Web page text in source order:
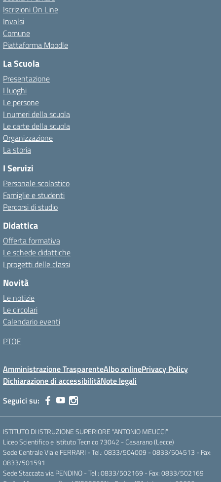
Iscrizioni On Line
Invalsi
Comune
Piattaforma Moodle
La Scuola
Presentazione
I luoghi
Le persone
I numeri della scuola
Le carte della scuola
Organizzazione
La storia
I Servizi
Personale scolastico
Famiglie e studenti
Percorsi di studio
Didattica
Offerta formativa
Le schede didattiche
I progetti delle classi
Novità
Le notizie
Le circolari
Calendario eventi
PTOF
Amministrazione TrasparenteAlbo onlinePrivacy Policy
Dichiarazione di accessibilitàNote legali
Seguici su:
ISTITUTO DI ISTRUZIONE SUPERIORE “ANTONIO MEUCCI”
Liceo Scientifico e Istituto Tecnico 73042 - Casarano (Lecce)
Sede Centrale Viale FERRARI - Tel.: 0833/504009 - 0833/504513 - Fax:
0833/501591
Sede Staccata via PENDINO - Tel.: 0833/502169 - Fax: 0833/502169